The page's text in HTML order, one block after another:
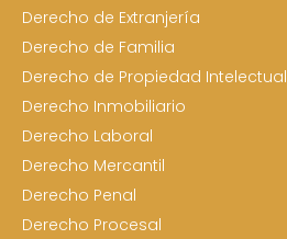
Derecho de Extranjería
Derecho de Familia
Derecho de Propiedad Intelectual
Derecho Inmobiliario
Derecho Laboral
Derecho Mercantil
Derecho Penal
Derecho Procesal